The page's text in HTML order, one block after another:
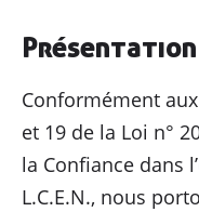
Conformément
et 19 de la Loi n°
la Confiance dans
L.C.E.N., nous